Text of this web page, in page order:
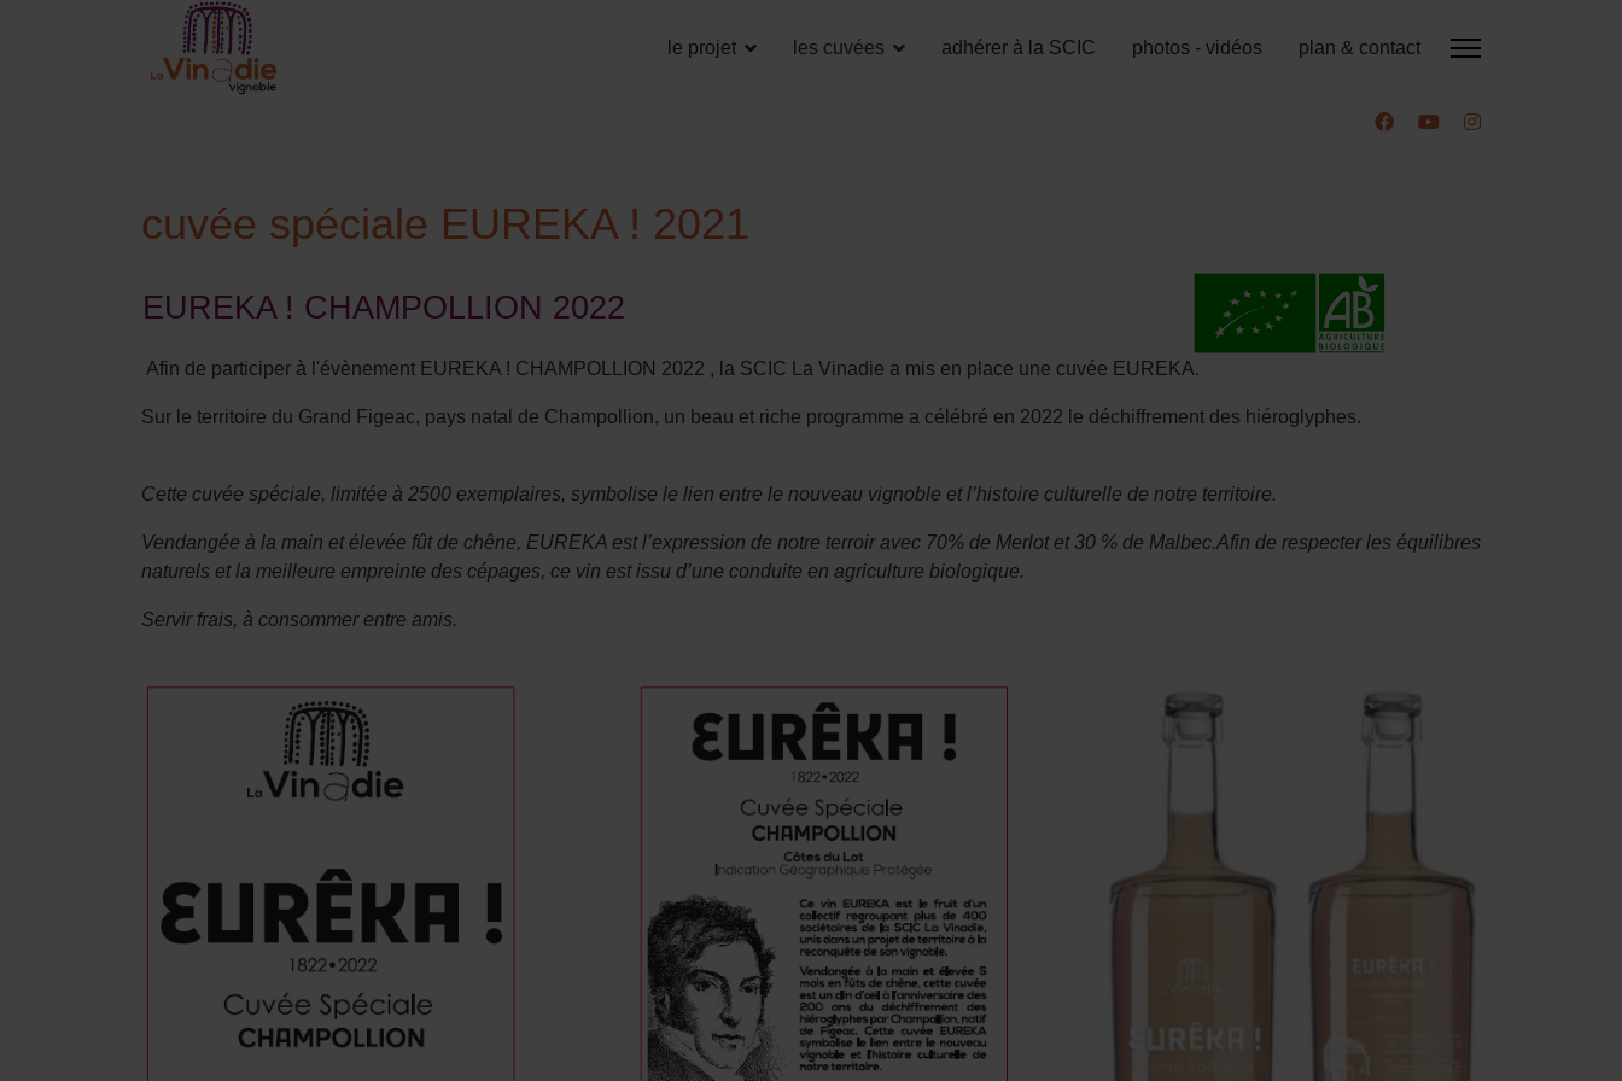
le projet les cuvées adhérer à la SCIC photos - vidéos plan & contact
cuvée spéciale EUREKA ! 2021
EUREKA ! CHAMPOLLION 2022
Afin de participer à l'évènement EUREKA ! CHAMPOLLION 2022 , la SCIC La Vinadie a mis en place une cuvée EUREKA.
Sur le territoire du Grand Figeac, pays natal de Champollion, un beau et riche programme a célébré en 2022 le déchiffrement des hiéroglyphes.
Cette cuvée spéciale, limitée à 2500 exemplaires, symbolise le lien entre le nouveau vignoble et l’histoire culturelle de notre territoire.
Vendangée à la main et élevée fût de chêne, EUREKA est l’expression de notre terroir avec 70% de Merlot et 30 % de Malbec.Afin de respecter les équilibres
naturels et la meilleure empreinte des cépages, ce vin est issu d’une conduite en agriculture biologique.
Servir frais, à consommer entre amis.
å binde opp store summer. Ved å besøke
operatører som aksepterer innskudd helt ned i 50 eller 100 kroner. Dette er en utmerket
strategi for å vurdere hastigheten på uttak og kvaliteten på kundeservice før man eventuelt
velger å øke budsjettet sitt for mer omfattende spilløkter senere.